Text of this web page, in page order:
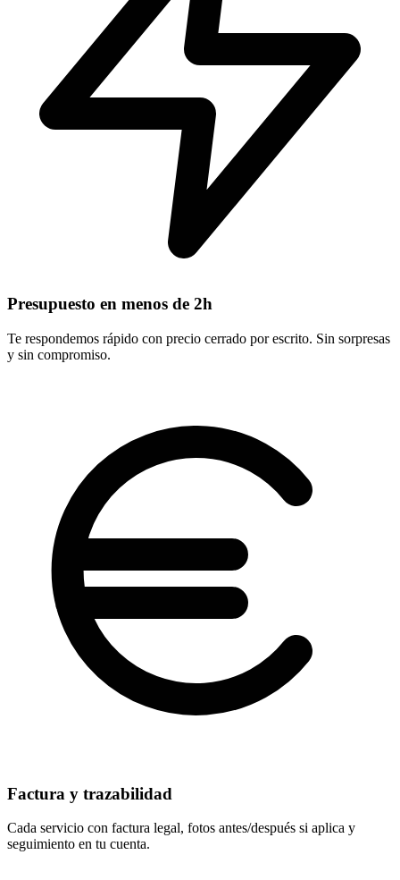
Presupuesto en menos de 2h
Te respondemos rápido con precio cerrado por escrito. Sin sorpresas
y sin compromiso.
Factura y trazabilidad
Cada servicio con factura legal, fotos antes/después si aplica y
seguimiento en tu cuenta.